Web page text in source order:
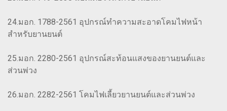
24.มอก. 1788-2561 อุปกรณ์ทำความสะอาดโคมไฟหน้า
สำหรับยานยนต์
25.มอก. 2280-2561 อุปกรณ์สะท้อนแสงของยานยนต์และ
ส่วนพ่วง
26.มอก. 2282-2561 โคมไฟเลี้ยวยานยนต์และส่วนพ่วง